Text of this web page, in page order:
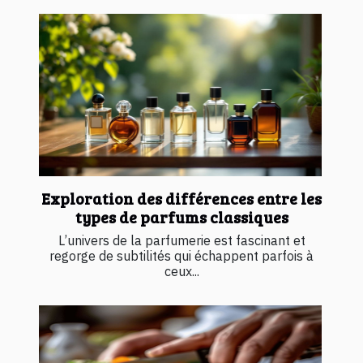
Exploration des différences entre les
types de parfums classiques
L’univers de la parfumerie est fascinant et
regorge de subtilités qui échappent parfois à
ceux...